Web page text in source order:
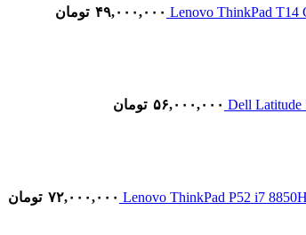
۴۹,۰۰۰,۰۰۰ تومان
۵۶,۰۰۰,۰۰۰ تومان
۷۲,۰۰۰,۰۰۰ تومان